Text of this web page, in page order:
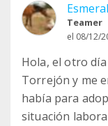
Teamer
el 08/12/
Hola, el otro
Torrejón y me
había para
situación